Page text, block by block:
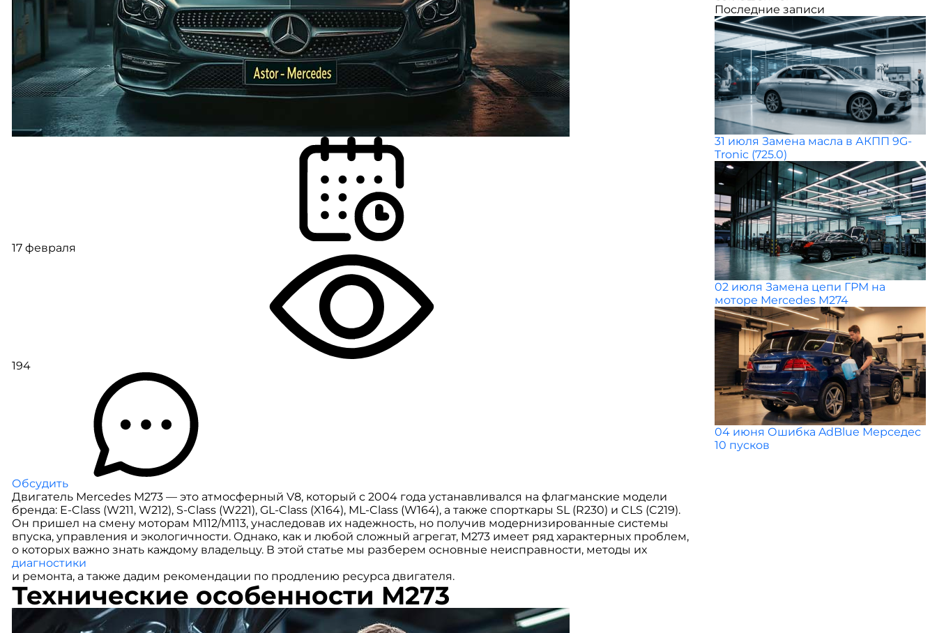
Последние записи
31 июля Замена масла в АКПП 9G-
Tronic (725.0)
02 июля Замена цепи ГРМ на
моторе Mercedes M274
04 июня Ошибка AdBlue Мерседес
10 пусков
17 февраля
194
Обсудить
Двигатель Mercedes M273 — это атмосферный V8, который с 2004 года устанавливался на флагманские модели
бренда: E-Class (W211, W212), S-Class (W221), GL-Class (X164), ML-Class (W164), а также спорткары SL (R230) и CLS (C219).
Он пришел на смену моторам M112/M113, унаследовав их надежность, но получив модернизированные системы
впуска, управления и экологичности. Однако, как и любой сложный агрегат, M273 имеет ряд характерных проблем,
о которых важно знать каждому владельцу. В этой статье мы разберем основные неисправности, методы их
диагностики
и ремонта, а также дадим рекомендации по продлению ресурса двигателя.
Технические особенности M273